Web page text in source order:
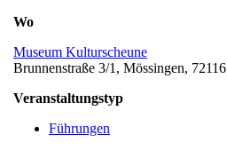
Wo
Museum Kulturscheune
Brunnenstraße 3/1, Mössingen, 72116
Veranstaltungstyp
Führungen